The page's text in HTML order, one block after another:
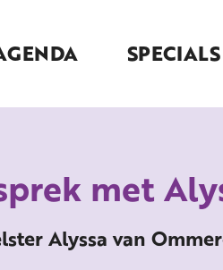
SPECIALS
met
Alyssa van